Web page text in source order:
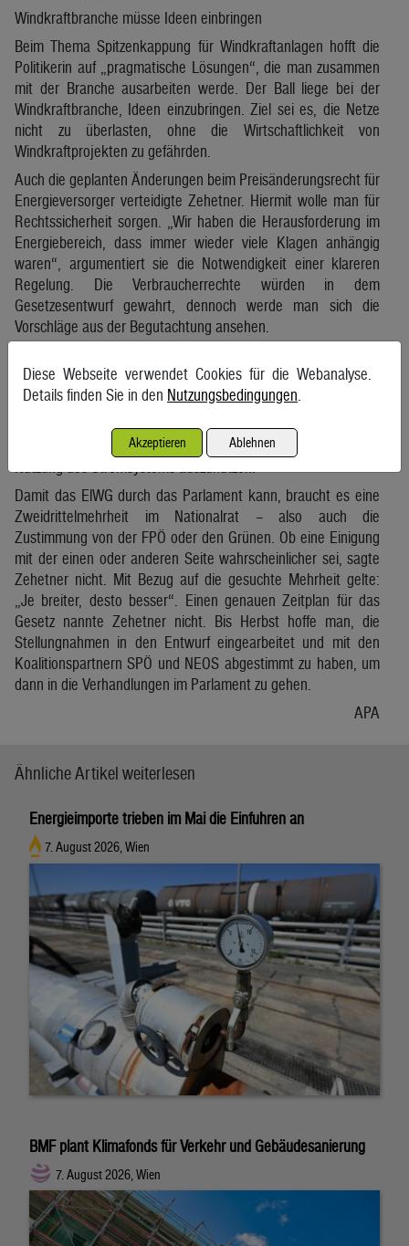
Windkraftbranche müsse Ideen einbringen
Beim Thema Spitzenkappung für Windkraftanlagen hofft die
Politikerin auf „pragmatische Lösungen“, die man zusammen
mit der Branche ausarbeiten werde. Der Ball liege bei der
Windkraftbranche, Ideen einzubringen. Ziel sei es, die Netze
nicht zu überlasten, ohne die Wirtschaftlichkeit von
Windkraftprojekten zu gefährden.
Auch die geplanten Änderungen beim Preisänderungsrecht für
Energieversorger verteidigte Zehetner. Hiermit wolle man für
Rechtssicherheit sorgen. „Wir haben die Herausforderung im
Energiebereich, dass immer wieder viele Klagen anhängig
waren“, argumentiert sie die Notwendigkeit einer klareren
Regelung. Die Verbraucherrechte würden in dem
Gesetzesentwurf gewahrt, dennoch werde man sich die
Vorschläge aus der Begutachtung ansehen.
Die Angst vor Smart Metern, die in mehreren
Begutachtungsbeiträgen zum Ausdruck kam, teilt Zehetner
nicht. „Da geht es nicht darum, irgendjemanden zu
überwachen, (…) da geht es darum, die Effizienz in der
Damit das ElWG durch das Parlament kann, braucht es eine
Zweidrittelmehrheit im Nationalrat – also auch die
Zustimmung von der FPÖ oder den Grünen. Ob eine Einigung
mit der einen oder anderen Seite wahrscheinlicher sei, sagte
Zehetner nicht. Mit Bezug auf die gesuchte Mehrheit gelte:
„Je breiter, desto besser“. Einen genauen Zeitplan für das
Gesetz nannte Zehetner nicht. Bis Herbst hoffe man, die
Stellungnahmen in den Entwurf eingearbeitet und mit den
Koalitionspartnern SPÖ und NEOS abgestimmt zu haben, um
dann in die Verhandlungen im Parlament zu gehen.
APA
Ähnliche Artikel weiterlesen
Energieimporte trieben im Mai die Einfuhren an
7. August 2026, Wien
BMF plant Klimafonds für Verkehr und Gebäudesanierung
7. August 2026, Wien
Diese Webseite verwendet Cookies für die Webanalyse.
Details finden Sie in den Nutzungsbedingungen
Akzeptieren Ablehnen